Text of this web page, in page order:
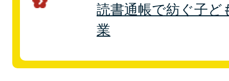
読書通帳で紡ぐ子ど
業